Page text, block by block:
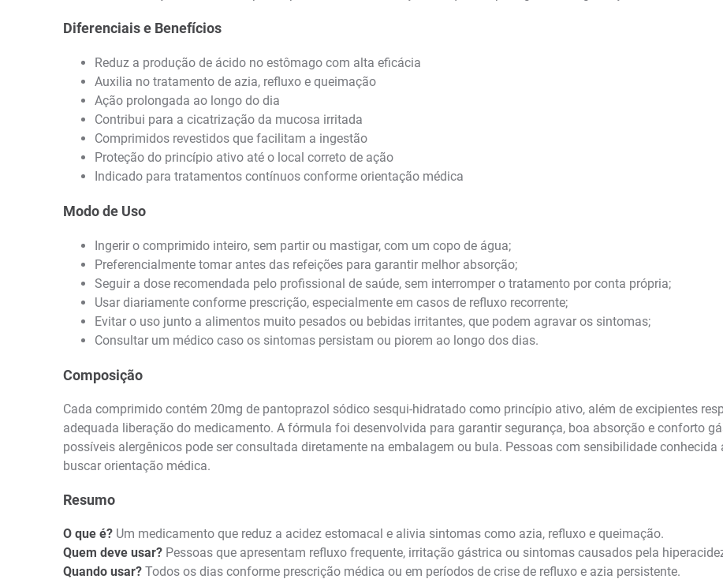
Diferenciais e Benefícios
Reduz a produção de ácido no estômago com alta eficácia
Auxilia no tratamento de azia, refluxo e queimação
Ação prolongada ao longo do dia
Contribui para a cicatrização da mucosa irritada
Comprimidos revestidos que facilitam a ingestão
Proteção do princípio ativo até o local correto de ação
Indicado para tratamentos contínuos conforme orientação médica
Modo de Uso
Ingerir o comprimido inteiro, sem partir ou mastigar, com um copo de água;
Preferencialmente tomar antes das refeições para garantir melhor absorção;
Seguir a dose recomendada pelo profissional de saúde, sem interromper o tratamento por conta própria;
Usar diariamente conforme prescrição, especialmente em casos de refluxo recorrente;
Evitar o uso junto a alimentos muito pesados ou bebidas irritantes, que podem agravar os sintomas;
Consultar um médico caso os sintomas persistam ou piorem ao longo dos dias.
Composição
Cada comprimido contém 20mg de pantoprazol sódico sesqui-hidratado como princípio ativo, além de excipientes
adequada liberação do medicamento. A fórmula foi desenvolvida para garantir segurança, boa absorção e conforto
possíveis alergênicos pode ser consultada diretamente na embalagem ou bula. Pessoas com sensibilidade
buscar orientação médica.
Resumo
O que é? Um medicamento que reduz a acidez estomacal e alivia sintomas como azia, refluxo e queimação.
Quem deve usar? Pessoas que apresentam refluxo frequente, irritação gástrica ou sintomas causados pela
Quando usar? Todos os dias conforme prescrição médica ou em períodos de crise de refluxo e azia persistente.